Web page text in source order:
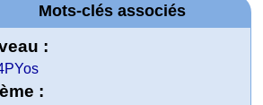
Mots-clés associés
:
: